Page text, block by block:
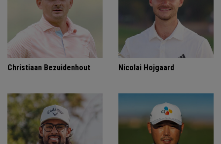
Christiaan Bezuidenhout Nicolai Hojgaard